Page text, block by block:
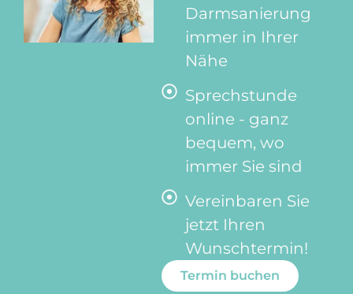
Darmsanierung
immer in Ihrer
Nähe
Sprechstunde
online - ganz
bequem, wo
immer Sie sind
Vereinbaren Sie
jetzt Ihren
Wunschtermin!
Termin buchen